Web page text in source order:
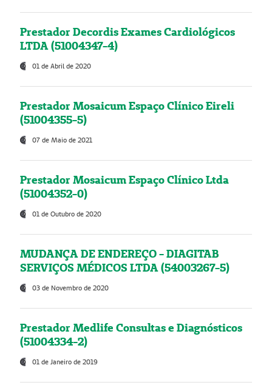
Prestador Decordis Exames Cardiológicos
LTDA (51004347-4)
01 de Abril de 2020
Prestador Mosaicum Espaço Clínico Eireli
(51004355-5)
07 de Maio de 2021
Prestador Mosaicum Espaço Clínico Ltda
(51004352-0)
01 de Outubro de 2020
MUDANÇA DE ENDEREÇO - DIAGITAB
SERVIÇOS MÉDICOS LTDA (54003267-5)
03 de Novembro de 2020
Prestador Medlife Consultas e Diagnósticos
(51004334-2)
01 de Janeiro de 2019